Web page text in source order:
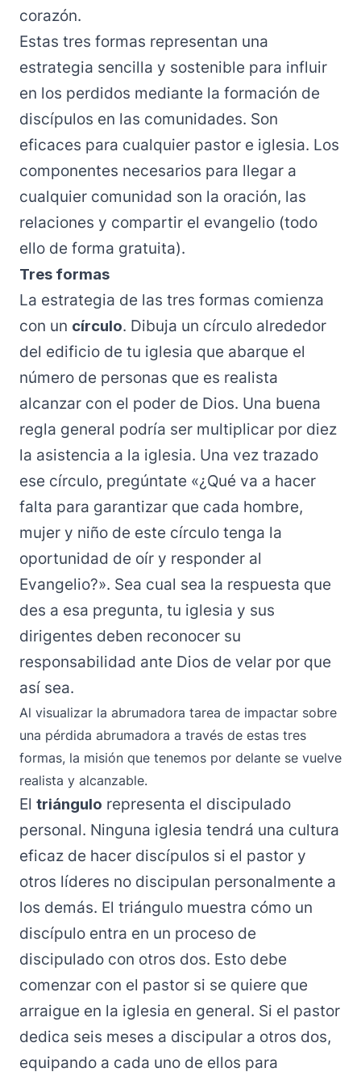
corazón.
Estas tres formas representan una
estrategia sencilla y sostenible para influir
en los perdidos mediante la formación de
discípulos en las comunidades. Son
eficaces para cualquier pastor e iglesia. Los
componentes necesarios para llegar a
cualquier comunidad son la oración, las
relaciones y compartir el evangelio (todo
ello de forma gratuita).
Tres formas
La estrategia de las tres formas comienza
con un círculo. Dibuja un círculo alrededor
del edificio de tu iglesia que abarque el
número de personas que es realista
alcanzar con el poder de Dios. Una buena
regla general podría ser multiplicar por diez
la asistencia a la iglesia. Una vez trazado
ese círculo, pregúntate «¿Qué va a hacer
falta para garantizar que cada hombre,
mujer y niño de este círculo tenga la
oportunidad de oír y responder al
Evangelio?». Sea cual sea la respuesta que
des a esa pregunta, tu iglesia y sus
dirigentes deben reconocer su
responsabilidad ante Dios de velar por que
así sea.
Al visualizar la abrumadora tarea de impactar sobre
una pérdida abrumadora a través de estas tres
formas, la misión que tenemos por delante se vuelve
realista y alcanzable.
El triángulo representa el discipulado
personal. Ninguna iglesia tendrá una cultura
eficaz de hacer discípulos si el pastor y
otros líderes no discipulan personalmente a
los demás. El triángulo muestra cómo un
discípulo entra en un proceso de
discipulado con otros dos. Esto debe
comenzar con el pastor si se quiere que
arraigue en la iglesia en general. Si el pastor
dedica seis meses a discipular a otros dos,
equipando a cada uno de ellos para